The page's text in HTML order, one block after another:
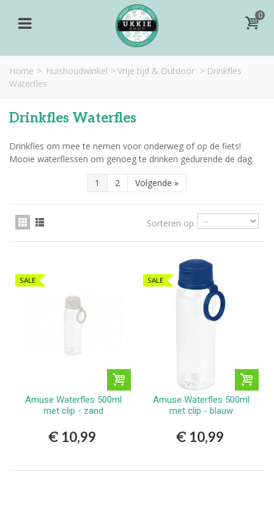
0
Home > Huishoudwinkel > Vrije tijd & Outdoor > Drinkfles
Waterfles
Drinkfles Waterfles
Drinkfles om mee te nemen voor onderweg of op de fiets!
Mooie waterflessen om genoeg te drinken gedurende de dag.
1 2 Volgende »
Sorteren op
SALE
Amuse Waterfles 500ml
met clip - zand
€ 10,99
SALE
Amuse Waterfles 500ml
met clip - blauw
€ 10,99